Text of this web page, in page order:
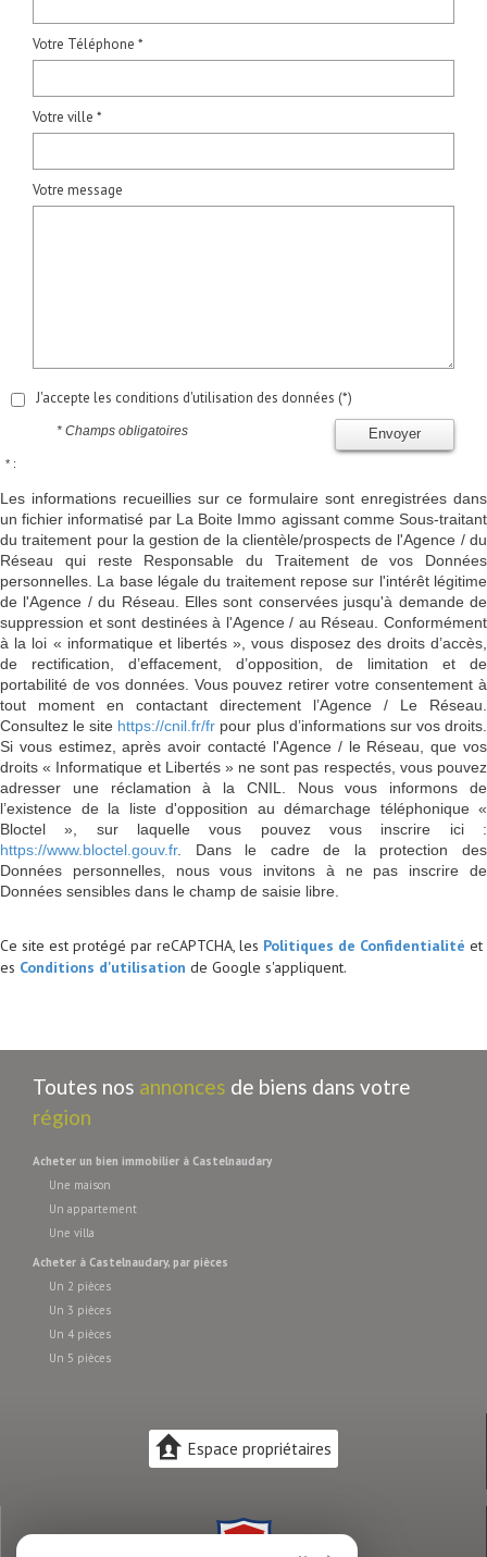
Votre Téléphone *
Votre ville *
Votre message
J'accepte les conditions d'utilisation des données (*)
Envoyer
* Champs obligatoires
* :
Les informations recueillies sur ce formulaire sont enregistrées dans
un fichier informatisé par La Boite Immo agissant comme Sous-traitant
du traitement pour la gestion de la clientèle/prospects de l'Agence / du
Réseau qui reste Responsable du Traitement de vos Données
personnelles. La base légale du traitement repose sur l'intérêt légitime
de l'Agence / du Réseau. Elles sont conservées jusqu'à demande de
suppression et sont destinées à l'Agence / au Réseau. Conformément
à la loi « informatique et libertés », vous disposez des droits d’accès,
de rectification, d’effacement, d’opposition, de limitation et de
portabilité de vos données. Vous pouvez retirer votre consentement à
tout moment en contactant directement l’Agence / Le Réseau.
Consultez le site https://cnil.fr/fr pour plus d’informations sur vos droits.
Si vous estimez, après avoir contacté l'Agence / le Réseau, que vos
droits « Informatique et Libertés » ne sont pas respectés, vous pouvez
adresser une réclamation à la CNIL. Nous vous informons de
l’existence de la liste d'opposition au démarchage téléphonique «
Bloctel », sur laquelle vous pouvez vous inscrire ici :
https://www.bloctel.gouv.fr. Dans le cadre de la protection des
Données personnelles, nous vous invitons à ne pas inscrire de
Données sensibles dans le champ de saisie libre.
Ce site est protégé par reCAPTCHA, les Politiques de Confidentialité et
es Conditions d'utilisation de Google s'appliquent.
Toutes nos annonces de biens dans votre
région
acheter un bien immobilier à Castelnaudary
Une maison
Un appartement
Une villa
acheter à Castelnaudary, par pièces
Un 2 pièces
Un 3 pièces
Un 4 pièces
Un 5 pièces
Espace propriétaires